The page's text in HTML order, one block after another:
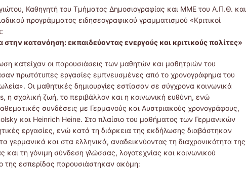
Καθηγητή του Τμήματος Δημοσιογραφίας και ΜΜΕ του Α.Π.Θ. και
προγράμματος ειδησεογραφικού γραμματισμού «Κριτικοί
κατανόηση: εκπαιδεύοντας ενεργούς και κριτικούς πολίτες»
κατείχαν οι παρουσιάσεις των μαθητών και μαθητριών του
πρωτότυπες εργασίες εμπνευσμένες από το χρονογράφημα του
Οι μαθητικές δημιουργίες εστίασαν σε σύγχρονα κοινωνικά
η σχολική ζωή, το περιβάλλον και η κοινωνική ευθύνη, ενώ
συνδέσεις με Γερμανούς και Αυστριακούς χρονογράφους,
και Heinrich Heine. Στο πλαίσιο του μαθήματος των Γερμανικών
εργασίες, ενώ κατά τη διάρκεια της εκδήλωσης διαβάστηκαν
γερμανικά και στα ελληνικά, αναδεικνύοντας τη διαχρονικότητα της
και τη γόνιμη σύνδεση γλώσσας, λογοτεχνίας και κοινωνικού
της εσπερίδας παρουσιάστηκαν ακόμη: